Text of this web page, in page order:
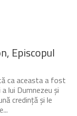
Episcopul
ca aceasta a fost
lui Dumnezeu și
credință și le